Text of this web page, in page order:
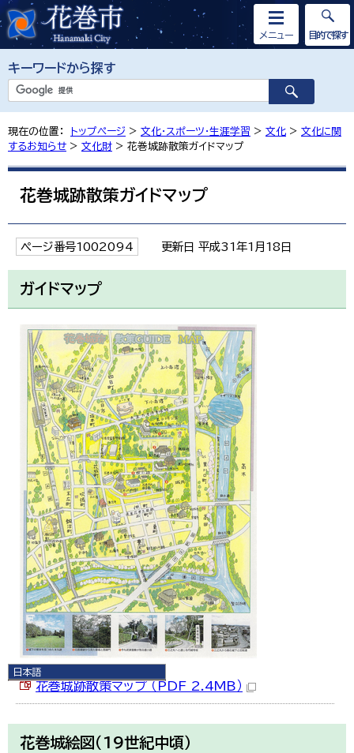
キーワードから探す
メニュー
日本語
日本語
English
繁體中文
目的で探す
現在の位置： トップページ > 文化・スポーツ・生涯学習 > 文化 > 文化に関
するお知らせ > 文化財 > 花巻城跡散策ガイドマップ
花巻城跡散策ガイドマップ
ページ番号1002094 更新日 平成31年1月18日
ガイドマップ
花巻城跡散策マップ （PDF 2.4MB）
花巻城絵図（19世紀中頃）